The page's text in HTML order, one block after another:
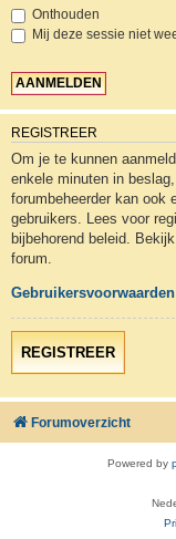
Onthouden
Mij deze sessie niet
REGISTREER
Om je te kunnen
enkele minuten in
forumbeheerder kan ook
gebruikers. Lees voor
bijbehorend beleid.
forum.
Gebruikersvoorwaarden
REGISTREER
Forumoverzicht
Powered by